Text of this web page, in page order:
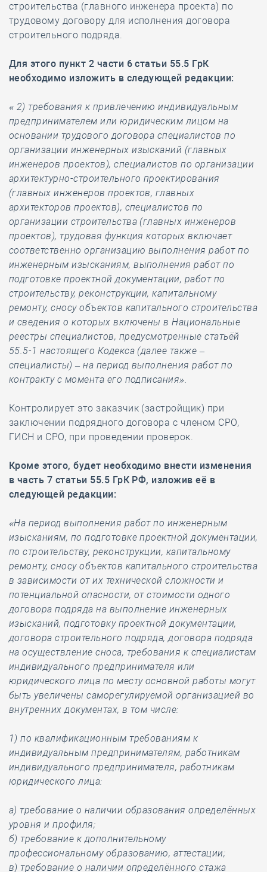
строительства (главного инженера проекта) по
трудовому договору для исполнения договора
строительного подряда.
Для этого пункт 2 части 6 статьи 55.5 ГрК
необходимо изложить в следующей редакции:
« 2) требования к привлечению индивидуальным
предпринимателем или юридическим лицом на
основании трудового договора специалистов по
организации инженерных изысканий (главных
инженеров проектов), специалистов по организации
архитектурно-строительного проектирования
(главных инженеров проектов, главных
архитекторов проектов), специалистов по
организации строительства (главных инженеров
проектов), трудовая функция которых включает
соответственно организацию выполнения работ по
инженерным изысканиям, выполнения работ по
подготовке проектной документации, работ по
строительству, реконструкции, капитальному
ремонту, сносу объектов капитального строительства
и сведения о которых включены в Национальные
реестры специалистов, предусмотренные статьёй
55.5-1 настоящего Кодекса (далее также –
специалисты) – на период выполнения работ по
контракту с момента его подписания».
Контролирует это заказчик (застройщик) при
заключении подрядного договора с членом СРО,
ГИСН и СРО, при проведении проверок.
Кроме этого, будет необходимо внести изменения
в часть 7 статьи 55.5 ГрК РФ, изложив её в
следующей редакции:
«На период выполнения работ по инженерным
изысканиям, по подготовке проектной документации,
по строительству, реконструкции, капитальному
ремонту, сносу объектов капитального строительства
в зависимости от их технической сложности и
потенциальной опасности, от стоимости одного
договора подряда на выполнение инженерных
изысканий, подготовку проектной документации,
договора строительного подряда, договора подряда
на осуществление сноса, требования к специалистам
индивидуального предпринимателя или
юридического лица по месту основной работы могут
быть увеличены саморегулируемой организацией во
внутренних документах, в том числе:
1) по квалификационным требованиям к
индивидуальным предпринимателям, работникам
индивидуального предпринимателя, работникам
юридического лица:
а) требование о наличии образования определённых
уровня и профиля;
б) требование к дополнительному
профессиональному образованию, аттестации;
в) требование о наличии определённого стажа